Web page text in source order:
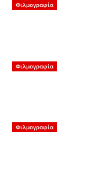
Φιλμογραφία
Φιλμογραφία
Φιλμογραφία